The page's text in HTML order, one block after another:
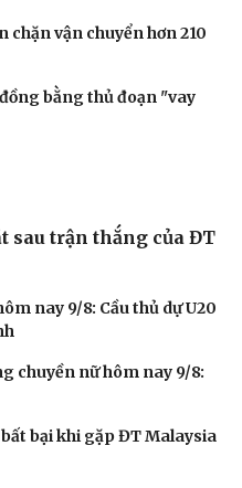
công ty tổ chức cho
phép
vận chuyển hơn 210
bằng thủ đoạn "vay